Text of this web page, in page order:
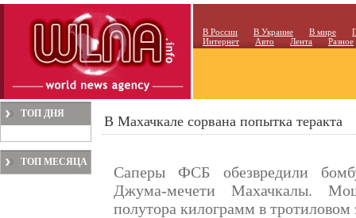
В России В Украине В мире
Интернет
Авто Лента Разное
ТОП ДНЯ
ТОП МЕСЯЦА
В Махачкале сорвана попытка теракта
Саперы ФСБ обезвредили
Джума-мечети Махачкалы.
полутора килограмм в